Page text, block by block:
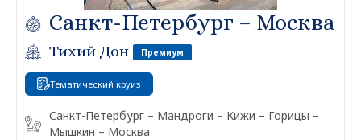
Санкт-Петербург – Москва
Тихий Дон Премиум
Тематический круиз
Санкт-Петербург – Мандроги – Кижи – Горицы –
Мышкин – Москва